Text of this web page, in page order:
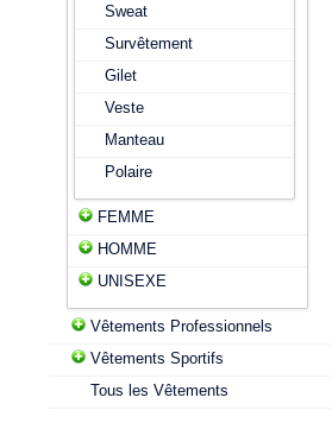
Sweat
Survêtement
Gilet
Veste
Manteau
Polaire
FEMME
HOMME
UNISEXE
Vêtements Professionnels
Vêtements Sportifs
Tous les Vêtements